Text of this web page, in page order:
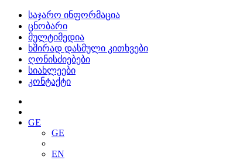
საჯარო ინფორმაცია
ცნობარი
მულტიმედია
ხშირად დასმული კითხვები
ღონისძიებები
სიახლეები
კონტაქტი
GE
GE
EN